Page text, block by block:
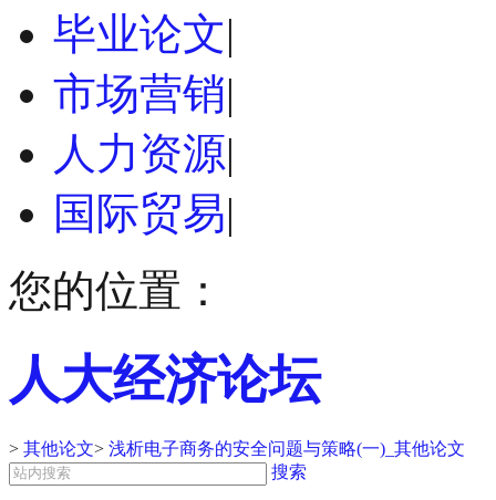
毕业论文|
市场营销|
人力资源|
国际贸易|
您的位置：
人大经济论坛
> 其他论文> 浅析电子商务的安全问题与策略(一)_其他论文
搜索